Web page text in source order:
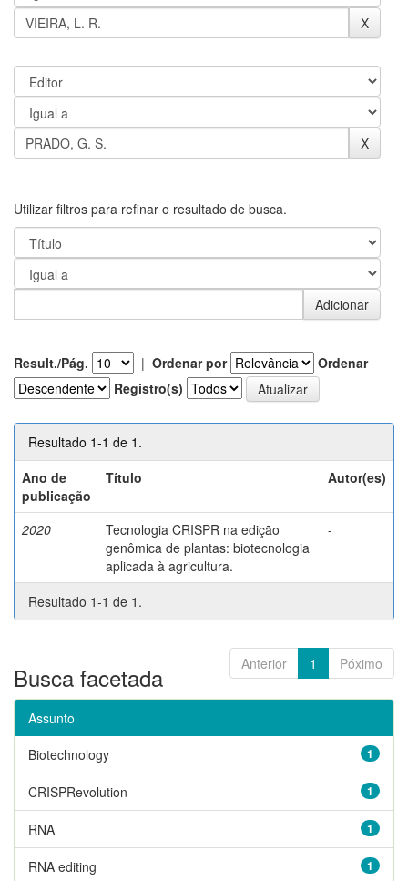
Utilizar filtros para refinar o resultado de busca.
Result./Pág. | Ordenar por
Ordenar
Registro(s)
Resultado 1-1 de 1.
Ano de
publicação
Título Autor(es)
2020
Tecnologia CRISPR na edição
genômica de plantas: biotecnologia
aplicada à agricultura.
-
Resultado 1-1 de 1.
Anterior 1 Póximo
Busca facetada
Assunto
1
Biotechnology
1
CRISPRevolution
1
RNA
1
RNA editing